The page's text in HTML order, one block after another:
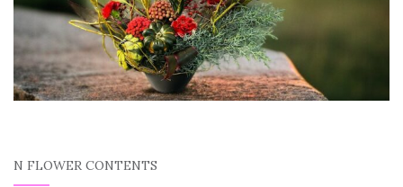
N FLOWER CONTENTS